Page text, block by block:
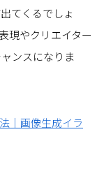
てくるでしょ
現やクリエイター
ンスになりま
｜画像生成イラ